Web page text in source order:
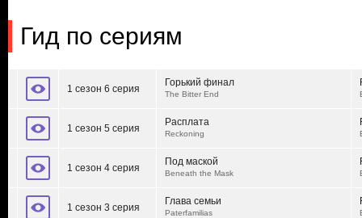
Гид по сериям
1 сезон 6 серия
Горький финал
The Bitter End
1 сезон 5 серия
Расплата
Reckoning
1 сезон 4 серия
Под маской
Beneath the Mask
1 сезон 3 серия
Глава семьи
Paterfamilias